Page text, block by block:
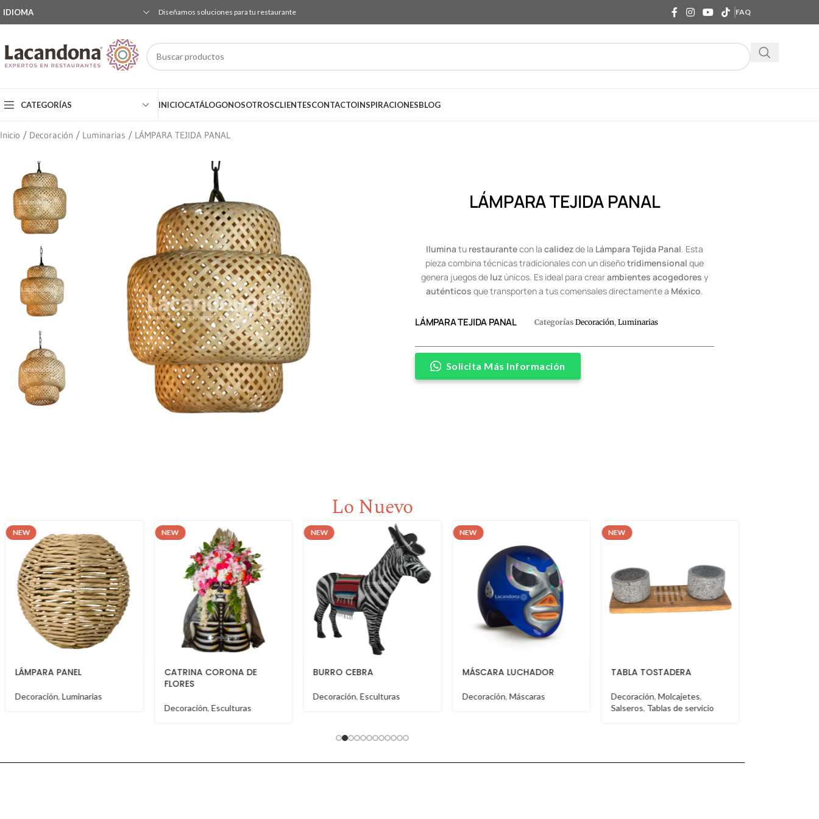
IDIOMA Diseñamos soluciones para tu restaurante FAQ
CATEGORÍAS INICIOCATÁLOGONOSOTROSCLIENTESCONTACTOINSPIRACIONESBLOG
Inicio Decoración Luminarias LÁMPARA TEJIDA PANAL
LÁMPARA TEJIDA PANAL
Ilumina tu restaurantecon la calidezde la Lámpara Tejida Panal. Esta
pieza combina técnicas tradicionales con un diseñotridimensional que
genera juegos de luz únicos. Es ideal para crearambientes acogedores y
auténticos que transporten a tus comensales directamente a México.
LÁMPARA TEJIDA PANAL Categorías Decoración, Luminarias
Solicita Más Información
Lo Nuevo
NEW
CATRINA CORONA DE
NEW
BURRO CEBRA
NEW
MÁSCARA LUCHADOR
Decoración,Máscaras
NEW
TABLA TOSTADERA
Decoración,Molcajetes
NEW
BOOTH VT
Booth